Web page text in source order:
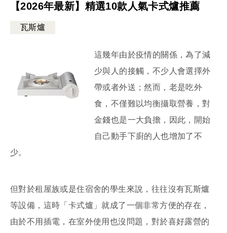
【2026年最新】精選10款人氣卡式爐推薦
瓦斯爐
這幾年由於疫情的關係，為了減
少與人的接觸，不少人會選擇外
帶或者外送；然而，老是吃外
食，不僅難以均衡攝取營養，對
金錢也是一大負擔，因此，開始
自己動手下廚的人也增加了不
少。
但對於租屋族或是住宿舍的學生來說，往往沒有瓦斯爐
等設備，這時「卡式爐」就成了一個非常方便的存在，
由於不用插電，在室外使用也沒問題，對於喜好露營的